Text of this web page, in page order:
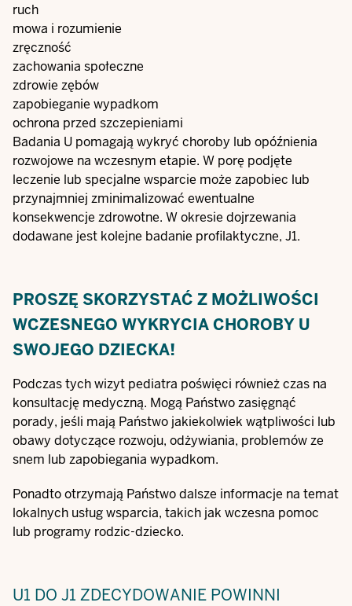
ruch
mowa i rozumienie
zręczność
zachowania społeczne
zdrowie zębów
zapobieganie wypadkom
ochrona przed szczepieniami
Badania U pomagają wykryć choroby lub opóźnienia
rozwojowe na wczesnym etapie. W porę podjęte
leczenie lub specjalne wsparcie może zapobiec lub
przynajmniej zminimalizować ewentualne
konsekwencje zdrowotne. W okresie dojrzewania
dodawane jest kolejne badanie profilaktyczne, J1.
PROSZĘ SKORZYSTAĆ Z MOŻLIWOŚCI
WCZESNEGO WYKRYCIA CHOROBY U
SWOJEGO DZIECKA!
Podczas tych wizyt pediatra poświęci również czas na
konsultację medyczną. Mogą Państwo zasięgnąć
porady, jeśli mają Państwo jakiekolwiek wątpliwości lub
obawy dotyczące rozwoju, odżywiania, problemów ze
snem lub zapobiegania wypadkom.
Ponadto otrzymają Państwo dalsze informacje na temat
lokalnych usług wsparcia, takich jak wczesna pomoc
lub programy rodzic-dziecko.
U1 DO J1 ZDECYDOWANIE POWINNI